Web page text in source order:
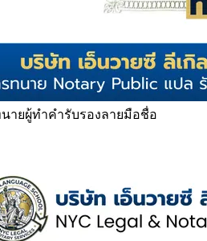
ายผู้ทำคำรับรองลายมือชื่อ